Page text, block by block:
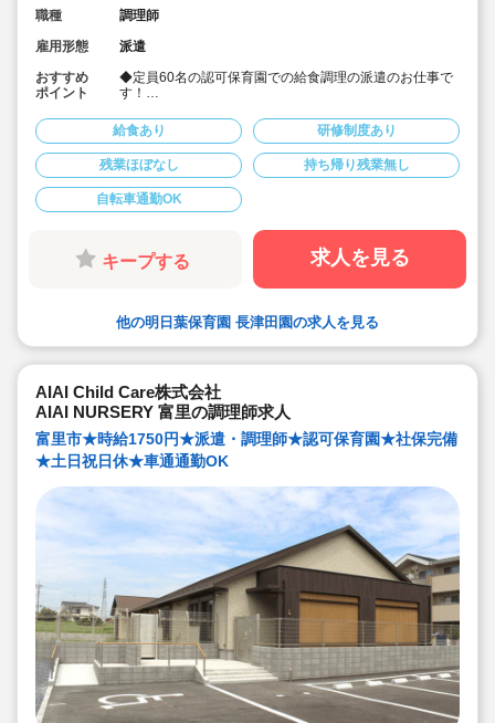
職種
調理師
雇用形態
派遣
おすすめ
ポイント
◆定員60名の認可保育園での給食調理の派遣のお仕事で
す！
大量調理の経験者も歓迎いたします！
◆マニュアルが整備されているため、未経験の方やブラ
ンクのある方も安心してスタートできます！
◆時給1,650円～案内可能です！
◆平日の週3日～5日で時間固定で安定して働きたい方に
オススメの求人です！
給食あり 研修制度あり
残業ほぼなし 持ち帰り残業無し
自転車通勤OK
キープする 求人を見る
他の明日葉保育園 長津田園の求人を見る
AIAI Child Care株式会社
AIAI NURSERY 富里の調理師求人
富里市★時給1750円★派遣・調理師★認可保育園★社保完備
★土日祝日休★車通通勤OK